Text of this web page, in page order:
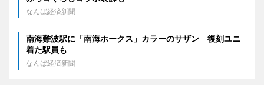
なんば経済新聞
南海難波駅に「南海ホークス」カラーのサザン 復刻ユニ
着た駅員も
なんば経済新聞